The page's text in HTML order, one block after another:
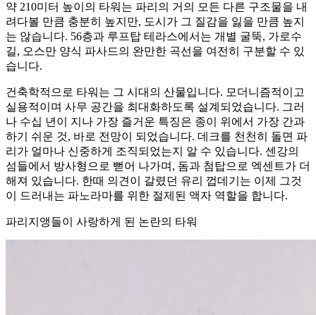
약 210미터 높이의 타워는 파리의 거의 모든 다른 구조물을 내
려다볼 만큼 충분히 높지만, 도시가 그 질감을 잃을 만큼 높지
는 않습니다. 56층과 루프탑 테라스에서는 개별 굴뚝, 가로수
길, 오스만 양식 파사드의 완만한 곡선을 여전히 구분할 수 있
습니다.
건축학적으로 타워는 그 시대의 산물입니다. 모더니즘적이고
실용적이며 사무 공간을 최대화하도록 설계되었습니다. 그러
나 수십 년이 지나 가장 즐거운 특징은 종이 위에서 가장 간과
하기 쉬운 것, 바로 전망이 되었습니다. 데크를 천천히 돌면 파
리가 얼마나 신중하게 조직되었는지 알 수 있습니다. 센강의
섬들에서 방사형으로 뻗어 나가며, 돔과 첨탑으로 엑센트가 더
해져 있습니다. 한때 의견이 갈렸던 유리 껍데기는 이제 그것
이 드러내는 파노라마를 위한 절제된 액자 역할을 합니다.
파리지앵들이 사랑하게 된 논란의 타워